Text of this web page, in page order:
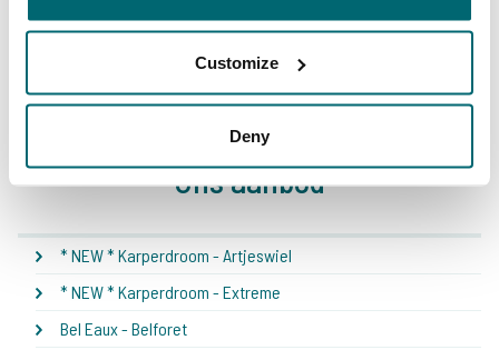
Customize
Deny
Ons aanbod
* NEW * Karperdroom - Artjeswiel
* NEW * Karperdroom - Extreme
Bel Eaux - Belforet